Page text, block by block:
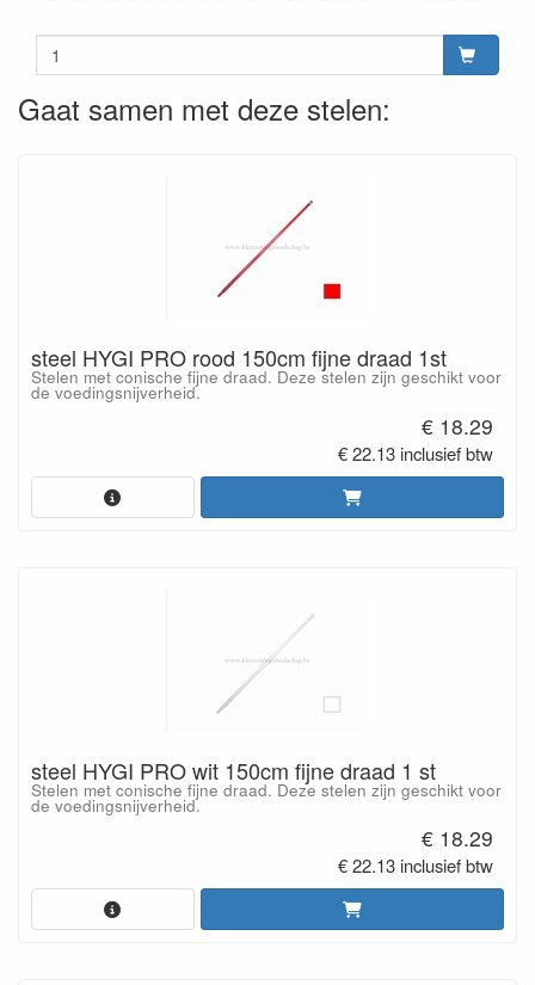
Gaat samen met deze stelen:
steel HYGI PRO rood 150cm fijne draad 1st
Stelen met conische fijne draad. Deze stelen zijn geschikt voor
de voedingsnijverheid.
€ 18.29
€ 22.13 inclusief btw
steel HYGI PRO wit 150cm fijne draad 1 st
Stelen met conische fijne draad. Deze stelen zijn geschikt voor
de voedingsnijverheid.
€ 18.29
€ 22.13 inclusief btw